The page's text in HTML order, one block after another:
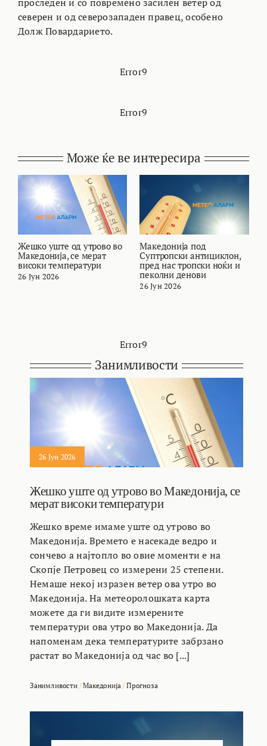
северен и од северозападен правец, особено
Долж Повардарието.
Error9
Error9
Може ќе ве интересира
Жешко уште од утрово во
Македонија, се мерат
високи температури
26 Јун 2026
Македонија под
Суптропски антициклон,
пред нас тропски ноќи и
пеколни денови
26 Јун 2026
Error9
Занимливости
26 Јун 2026
Жешко уште од утрово во Македонија, се
мерат високи температури
Жешко време имаме уште од утрово во
Македонија. Времето е насекаде ведро и
сончево а најтопло во овие моменти е на
Скопје Петровец со измерени 25 степени.
Немаше некој изразен ветер ова утро во
Македонија. На метеоролошката карта
можете да ги видите измерените
температури ова утро во Македонија. Да
напоменам дека температурите забрзано
растат во Македонија од час во [...]
Занимливости/Македонија/Прогноза